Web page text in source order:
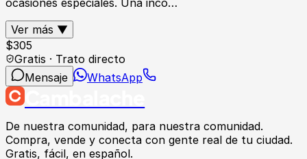
ocasiones especiales. Una inco…
Ver más ▼
$305
Gratis · Trato directo
Mensaje
WhatsApp
De nuestra comunidad, para nuestra comunidad.
Compra, vende y conecta con gente real de tu ciudad.
Gratis, fácil, en español.